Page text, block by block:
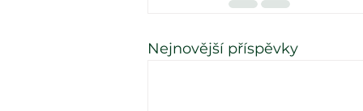
Nejnovější příspěvky